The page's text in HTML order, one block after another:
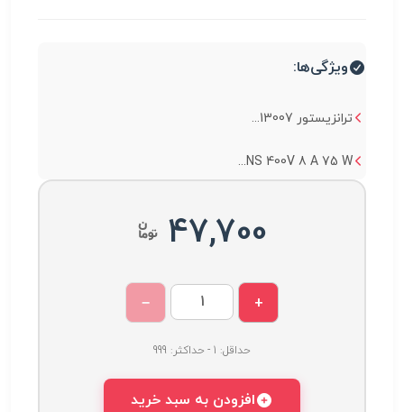
ویژگی‌ها:
ترانزیستور 13007...
NS 400V 8 A 75 W...
47,700
+
−
حداقل: 1 - حداکثر: 999
افزودن به سبد خرید